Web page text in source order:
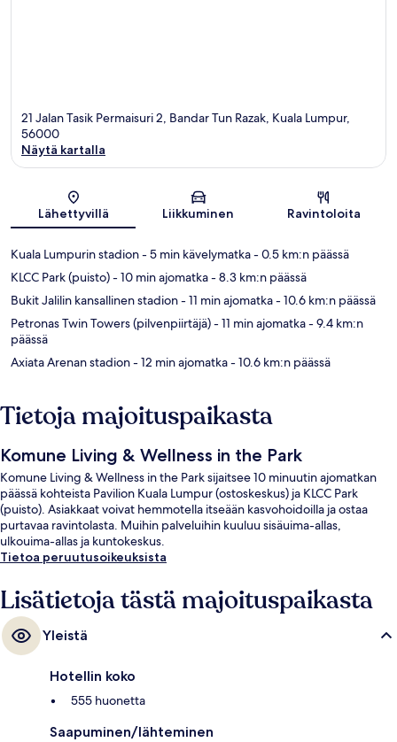
21 Jalan Tasik Permaisuri 2, Bandar Tun Razak, Kuala Lumpur,
56000
Näytä kartalla
Lähettyvillä Liikkuminen Ravintoloita
Kuala Lumpurin stadion- 5 min kävelymatka- 0.5 km:n päässä
KLCC Park (puisto)- 10 min ajomatka- 8.3 km:n päässä
Bukit Jalilin kansallinen stadion- 11 min ajomatka- 10.6 km:n päässä
Petronas Twin Towers (pilvenpiirtäjä)- 11 min ajomatka- 9.4 km:n
päässä
Axiata Arenan stadion- 12 min ajomatka- 10.6 km:n päässä
Tietoja majoituspaikasta
Komune Living & Wellness in the Park
Komune Living & Wellness in the Park sijaitsee 10 minuutin ajomatkan
päässä kohteista Pavilion Kuala Lumpur (ostoskeskus) ja KLCC Park
(puisto). Asiakkaat voivat hemmotella itseään kasvohoidoilla ja ostaa
purtavaa ravintolasta. Muihin palveluihin kuuluu sisäuima-allas,
ulkouima-allas ja kuntokeskus.
Tietoa peruutusoikeuksista
Lisätietoja tästä majoituspaikasta
Yleistä
Hotellin koko
555 huonetta
Saapuminen/lähteminen